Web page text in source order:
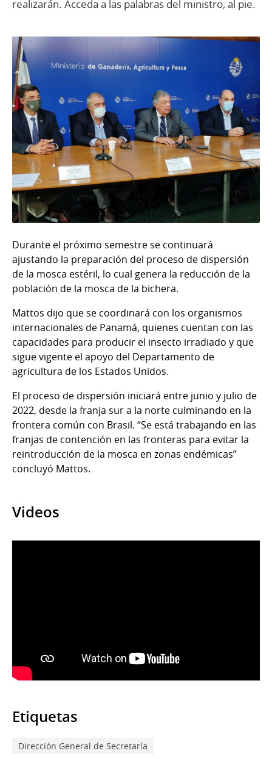
realizarán. Acceda a las palabras del ministro, al pie.
Durante el próximo semestre se continuará
ajustando la preparación del proceso de dispersión
de la mosca estéril, lo cual genera la reducción de la
población de la mosca de la bichera.
Mattos dijo que se coordinará con los organismos
internacionales de Panamá, quienes cuentan con las
capacidades para producir el insecto irradiado y que
sigue vigente el apoyo del Departamento de
agricultura de los Estados Unidos.
El proceso de dispersión iniciará entre junio y julio de
2022, desde la franja sur a la norte culminando en la
frontera común con Brasil. “Se está trabajando en las
franjas de contención en las fronteras para evitar la
reintroducción de la mosca en zonas endémicas”
concluyó Mattos.
Videos
Etiquetas
Dirección General de Secretaría